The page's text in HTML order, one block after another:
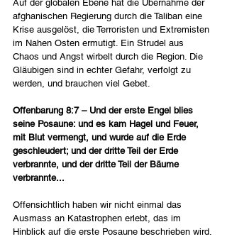
Auf der globalen Ebene hat die Übernahme der
afghanischen Regierung durch die Taliban eine
Krise ausgelöst, die Terroristen und Extremisten
im Nahen Osten ermutigt. Ein Strudel aus
Chaos und Angst wirbelt durch die Region. Die
Gläubigen sind in echter Gefahr, verfolgt zu
werden, und brauchen viel Gebet.
Offenbarung 8:7 – Und der erste Engel blies
seine Posaune: und es kam Hagel und Feuer,
mit Blut vermengt, und wurde auf die Erde
geschleudert; und der dritte Teil der Erde
verbrannte, und der dritte Teil der Bäume
verbrannte...
Offensichtlich haben wir nicht einmal das
Ausmass an Katastrophen erlebt, das im
Hinblick auf die erste Posaune beschrieben wird.